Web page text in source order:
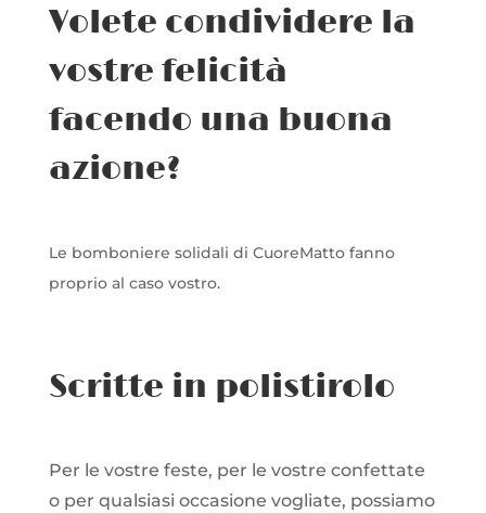
Volete condividere la
vostre felicità
facendo una buona
azione?
Le bomboniere solidali di CuoreMatto fanno
proprio al caso vostro.
Scritte in polistirolo
Per le vostre feste, per le vostre confettate
o per qualsiasi occasione vogliate, possiamo